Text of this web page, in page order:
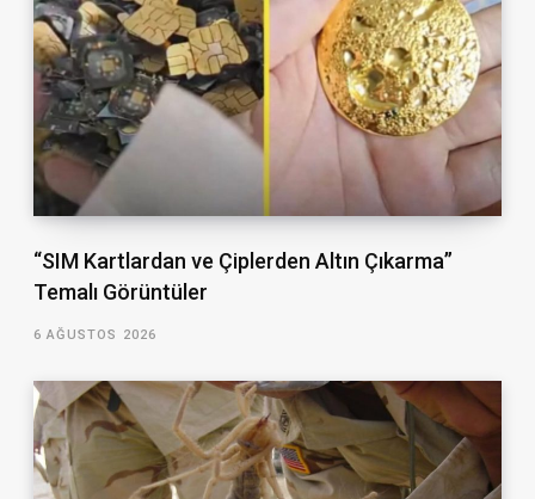
“SIM Kartlardan ve Çiplerden Altın Çıkarma”
Temalı Görüntüler
6 AĞUSTOS 2026